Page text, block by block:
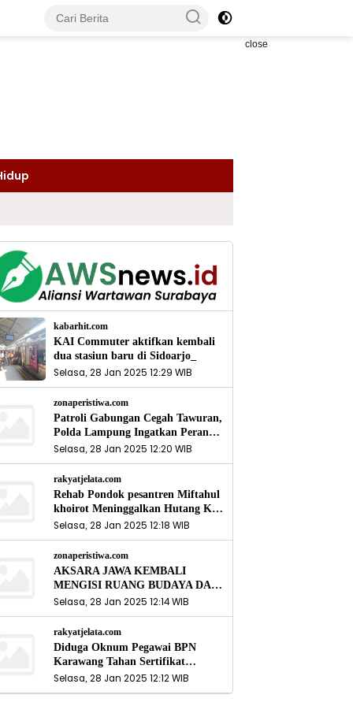
close
kabarhit.com
KAI Commuter aktifkan kembali
dua stasiun baru di Sidoarjo_
Selasa, 28 Jan 2025 12:29 WIB
zonaperistiwa.com
Patroli Gabungan Cegah Tawuran,
Polda Lampung Ingatkan Peran
Orang Tua
Selasa, 28 Jan 2025 12:20 WIB
rakyatjelata.com
Rehab Pondok pesantren Miftahul
khoirot Meninggalkan Hutang Ke
Material, Mantan Kadis PUPR
Selasa, 28 Jan 2025 12:18 WIB
zonaperistiwa.com
AKSARA JAWA KEMBALI
MENGISI RUANG BUDAYA DAN
SITUS LELUHUR NUSANTARA
Selasa, 28 Jan 2025 12:14 WIB
rakyatjelata.com
Diduga Oknum Pegawai BPN
Karawang Tahan Sertifikat
Pemohon PTSL
Selasa, 28 Jan 2025 12:12 WIB